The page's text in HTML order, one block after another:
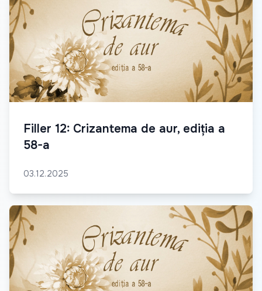
Filler 12: Crizantema de aur, ediția a
58-a
03.12.2025